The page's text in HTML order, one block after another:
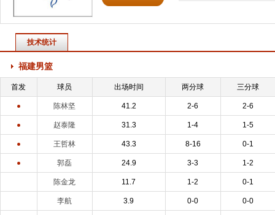
技术统计
福建男篮
首发 球员 出场时间 两分球 三分球
陈林坚 41.2 2-6 2-6
赵泰隆 31.3 1-4 1-5
王哲林 43.3 8-16 0-1
郭磊 24.9 3-3 1-2
陈金龙 11.7 1-2 0-1
李航 3.9 0-0 0-0